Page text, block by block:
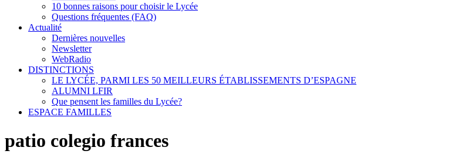
10 bonnes raisons pour choisir le Lycée
Questions fréquentes (FAQ)
Actualité
Dernières nouvelles
Newsletter
WebRadio
DISTINCTIONS
LE LYCÉE, PARMI LES 50 MEILLEURS ÉTABLISSEMENTS D’ESPAGNE
ALUMNI LFIR
Que pensent les familles du Lycée?
ESPACE FAMILLES
patio colegio frances